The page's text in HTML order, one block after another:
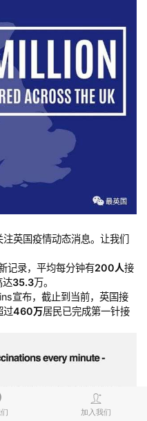
加入我们
国疫情动态消息。让我们
录，平均每分钟有200人接
达35.3万。
宣布，截止到当前，英国接
过460万居民已完成第一针接